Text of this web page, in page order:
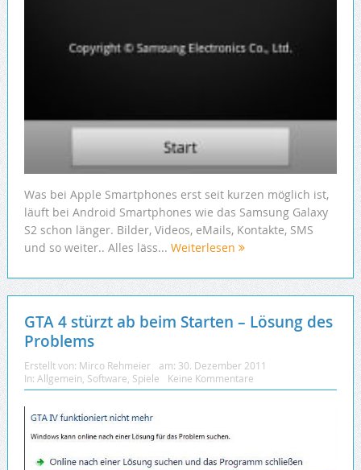
Was bei Apple Smartphones erst seit kurzen möglich ist,
läuft bei Android Smartphones wie das Samsung Galaxy
S2 schon länger. Bilder, Videos, eMails, Kontakte, SMS
und so weiter.. Alles läss... Weiterlesen
GTA 4 stürzt ab beim Starten – Lösung des
Problems
Erstellt von: Mirco Rehmeier am: 30. Dezember 2011
In: Allgemein Software Spiele Keine Kommentare